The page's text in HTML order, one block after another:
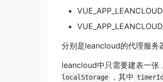
分别是leancloud的代理服务
leancloud中只需要建表一张，
localStorage
，其中